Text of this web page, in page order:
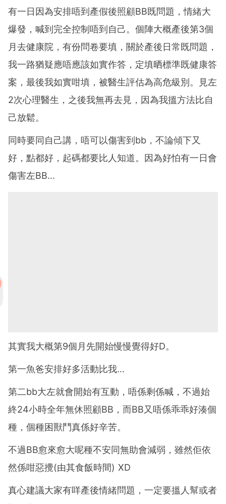
有一日因為安排唔到產假後照顧BB既問題，情緒大
爆發，喊到完全控制唔到自己。個陣大概產後第3個
月去健康院，有份問卷要填，關於產後日常既問題，
我一路猶疑應唔應該如實作答，定填晒標準既健康答
案，最後我如實咁填，被醫生評估為高危級別。見左
2次心理醫生，之後我無再去見，因為我搵方法比自
己放鬆。
同時要同自己講，唔可以傷害到bb，不論傾下又
好，點都好，起碼都要比人知道。因為好怕有一日會
傷害左BB...
其實我大概第9個月先開始慢慢覺得好D。
第一魚爸安排好多活動比我...
第二bb大左就會開始有互動，唔係剩係喊，不過始
終24小時全年無休照顧BB，而BB又唔係乖乖好湊個
種，個種困獸鬥真係好辛苦。
不過BB愈來愈大呢種不安同無助會減弱，雖然佢依
然係咁惡攪(由其食飯時間) XD
真心建議大家有咩產後情緒問題，一定要搵人幫或者